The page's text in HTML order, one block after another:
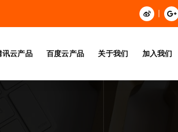
讯云产品 百度云产品 关于我们 加入我们